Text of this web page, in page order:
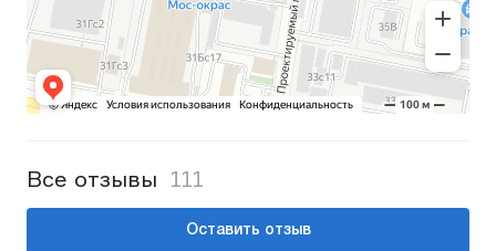
Все отзывы 111
Оставить отзыв